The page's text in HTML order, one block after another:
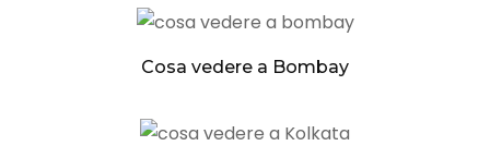
Cosa vedere a Bombay